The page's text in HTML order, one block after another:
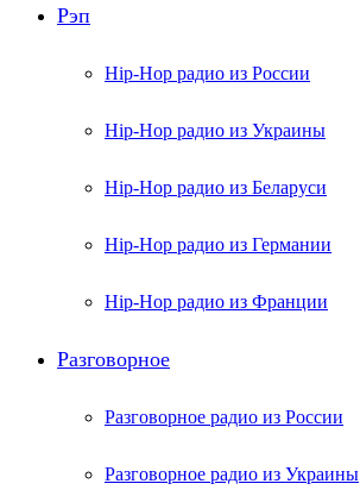
Рэп
Hip-Hop радио из России
Hip-Hop радио из Украины
Hip-Hop радио из Беларуси
Hip-Hop радио из Германии
Hip-Hop радио из Франции
Разговорное
Разговорное радио из России
Разговорное радио из Украины